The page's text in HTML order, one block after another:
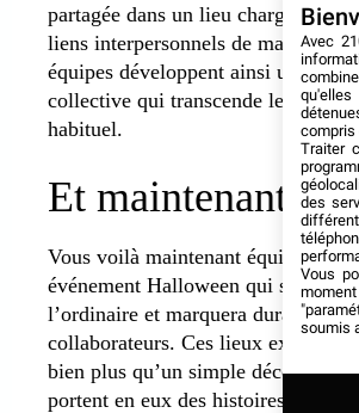
partagée dans un lieu chargé de
liens interpersonnels de manière
équipes développent ainsi une
collective qui transcende le cadre
habituel.
Et maintenant ?
Vous voilà maintenant équipés
événement Halloween qui sortira
l’ordinaire et marquera
collaborateurs. Ces lieux
bien plus qu’un simple décor
portent en eux des histoires
Avec
compris
Traiter
des
Vous
soumis